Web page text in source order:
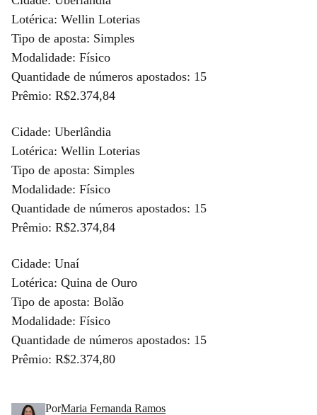
Lotérica: Wellin Loterias
Tipo de aposta: Simples
Modalidade: Físico
Quantidade de números apostados: 15
Prêmio: R$2.374,84
Cidade: Uberlândia
Lotérica: Wellin Loterias
Tipo de aposta: Simples
Modalidade: Físico
Quantidade de números apostados: 15
Prêmio: R$2.374,84
Cidade: Unaí
Lotérica: Quina de Ouro
Tipo de aposta: Bolão
Modalidade: Físico
Quantidade de números apostados: 15
Prêmio: R$2.374,80
PorMaria Fernanda Ramos